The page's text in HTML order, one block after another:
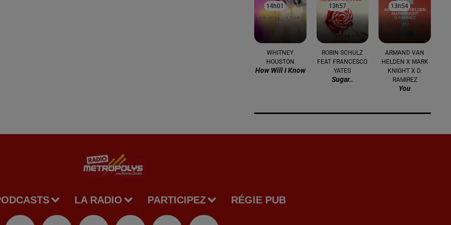
14h01
14h01
WHITNEY
HOUSTON
How Will I Know
13h57
13h57
ROBIN SCHULZ
FEAT FRANCESCO
YATES
Sugar..
13h54
13h54
ARMAND VAN
HELDEN X MARK
KNIGHT X D.
RAMIREZ
You
LA RADIO PARTICIPEZ RÉGIE PUB